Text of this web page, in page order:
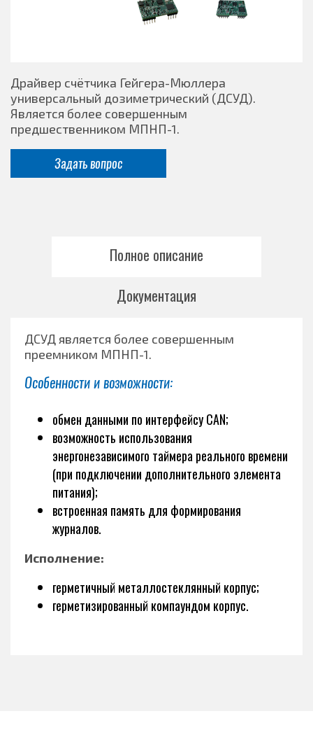
Драйвер счётчика Гейгера-Мюллера
универсальный дозиметрический (ДСУД).
Является более совершенным
предшественником МПНП-1.
Задать вопрос
Полное описание
Документация
ДСУД является более совершенным
преемником МПНП-1.
Особенности и возможности:
обмен данными по интерфейсу CAN;
возможность использования
энергонезависимого таймера реального времени
(при подключении дополнительного элемента
питания);
встроенная память для формирования
журналов.
Исполнение:
герметичный металлостеклянный корпус;
герметизированный компаундом корпус.